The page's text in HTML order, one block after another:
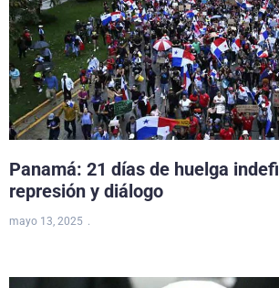
Panamá: 21 días de huelga
represión y diálogo
mayo 13, 2025